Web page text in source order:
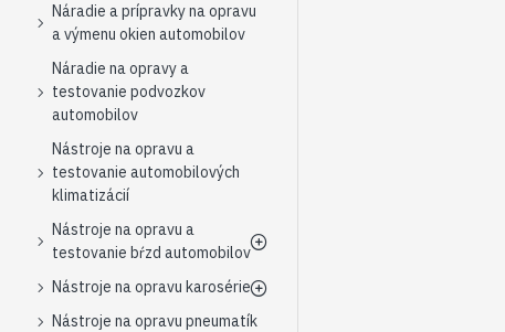
Náradie a prípravky na opravu
a výmenu okien automobilov
Náradie na opravy a
testovanie podvozkov
automobilov
Nástroje na opravu a
testovanie automobilových
klimatizácií
Nástroje na opravu a
testovanie bŕzd automobilov
Nástroje na opravu karosérie
Nástroje na opravu pneumatík